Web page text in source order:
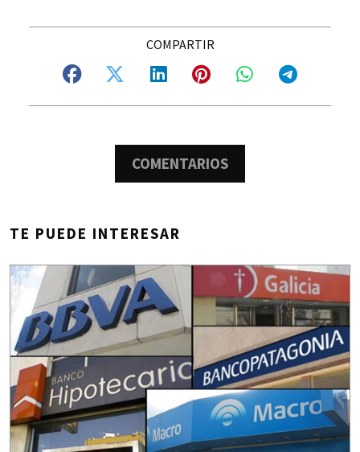
COMENTARIOS
TE PUEDE INTERESAR